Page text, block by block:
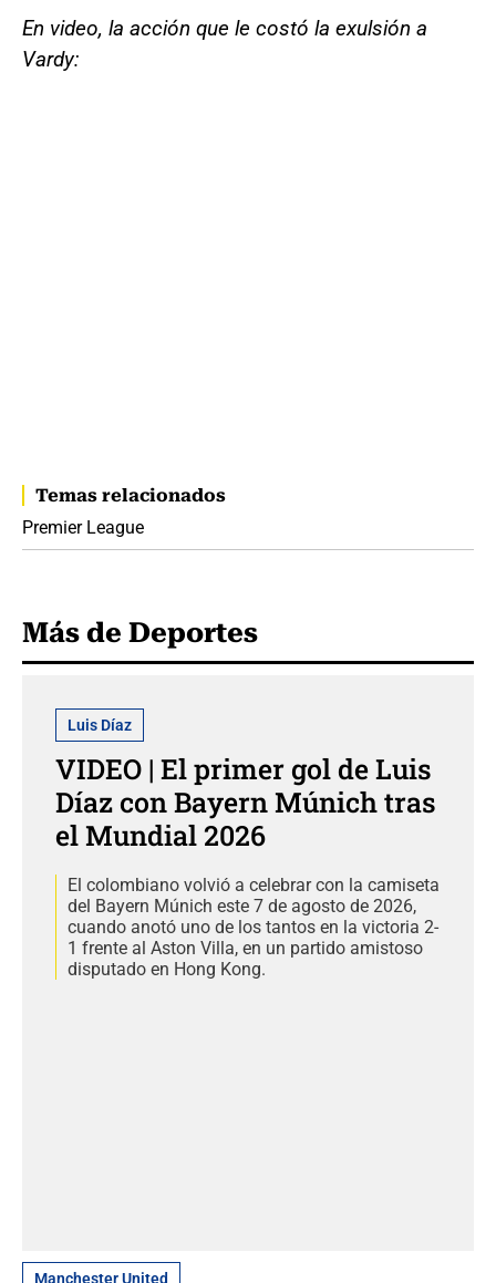
En video, la acción que le costó la exulsión a
Vardy:
Temas relacionados
Premier League
Más de Deportes
Luis Díaz
VIDEO | El primer gol de Luis
Díaz con Bayern Múnich tras
el Mundial 2026
El colombiano volvió a celebrar con la camiseta
del Bayern Múnich este 7 de agosto de 2026,
cuando anotó uno de los tantos en la victoria 2-
1 frente al Aston Villa, en un partido amistoso
disputado en Hong Kong.
Manchester United